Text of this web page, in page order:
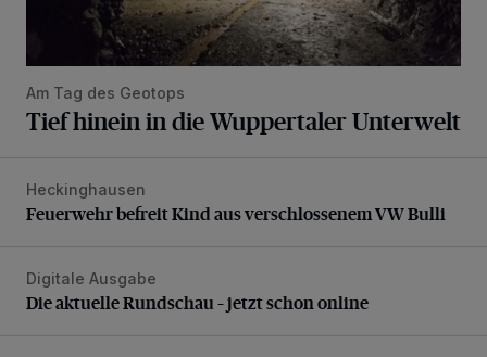
Am Tag des Geotops
Tief hinein in die Wuppertaler Unterwelt
Feuerwehr befreit Kind aus verschlossenem VW Bulli
Heckinghausen
Feuerwehr befreit Kind aus verschlossenem VW Bulli
Die aktuelle Rundschau – jetzt schon online
Digitale Ausgabe
Die aktuelle Rundschau – jetzt schon online